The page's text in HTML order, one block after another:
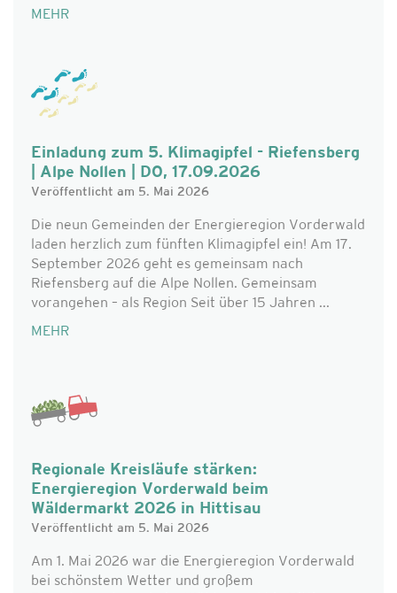
MEHR
Einladung zum 5. Klimagipfel - Riefensberg
| Alpe Nollen | DO, 17.09.2026
Veröffentlicht am 5. Mai 2026
Die neun Gemeinden der Energieregion Vorderwald
laden herzlich zum fünften Klimagipfel ein! Am 17.
September 2026 geht es gemeinsam nach
Riefensberg auf die Alpe Nollen. Gemeinsam
vorangehen – als Region Seit über 15 Jahren ...
MEHR
Regionale Kreisläufe stärken:
Energieregion Vorderwald beim
Wäldermarkt 2026 in Hittisau
Veröffentlicht am 5. Mai 2026
Am 1. Mai 2026 war die Energieregion Vorderwald
bei schönstem Wetter und großem